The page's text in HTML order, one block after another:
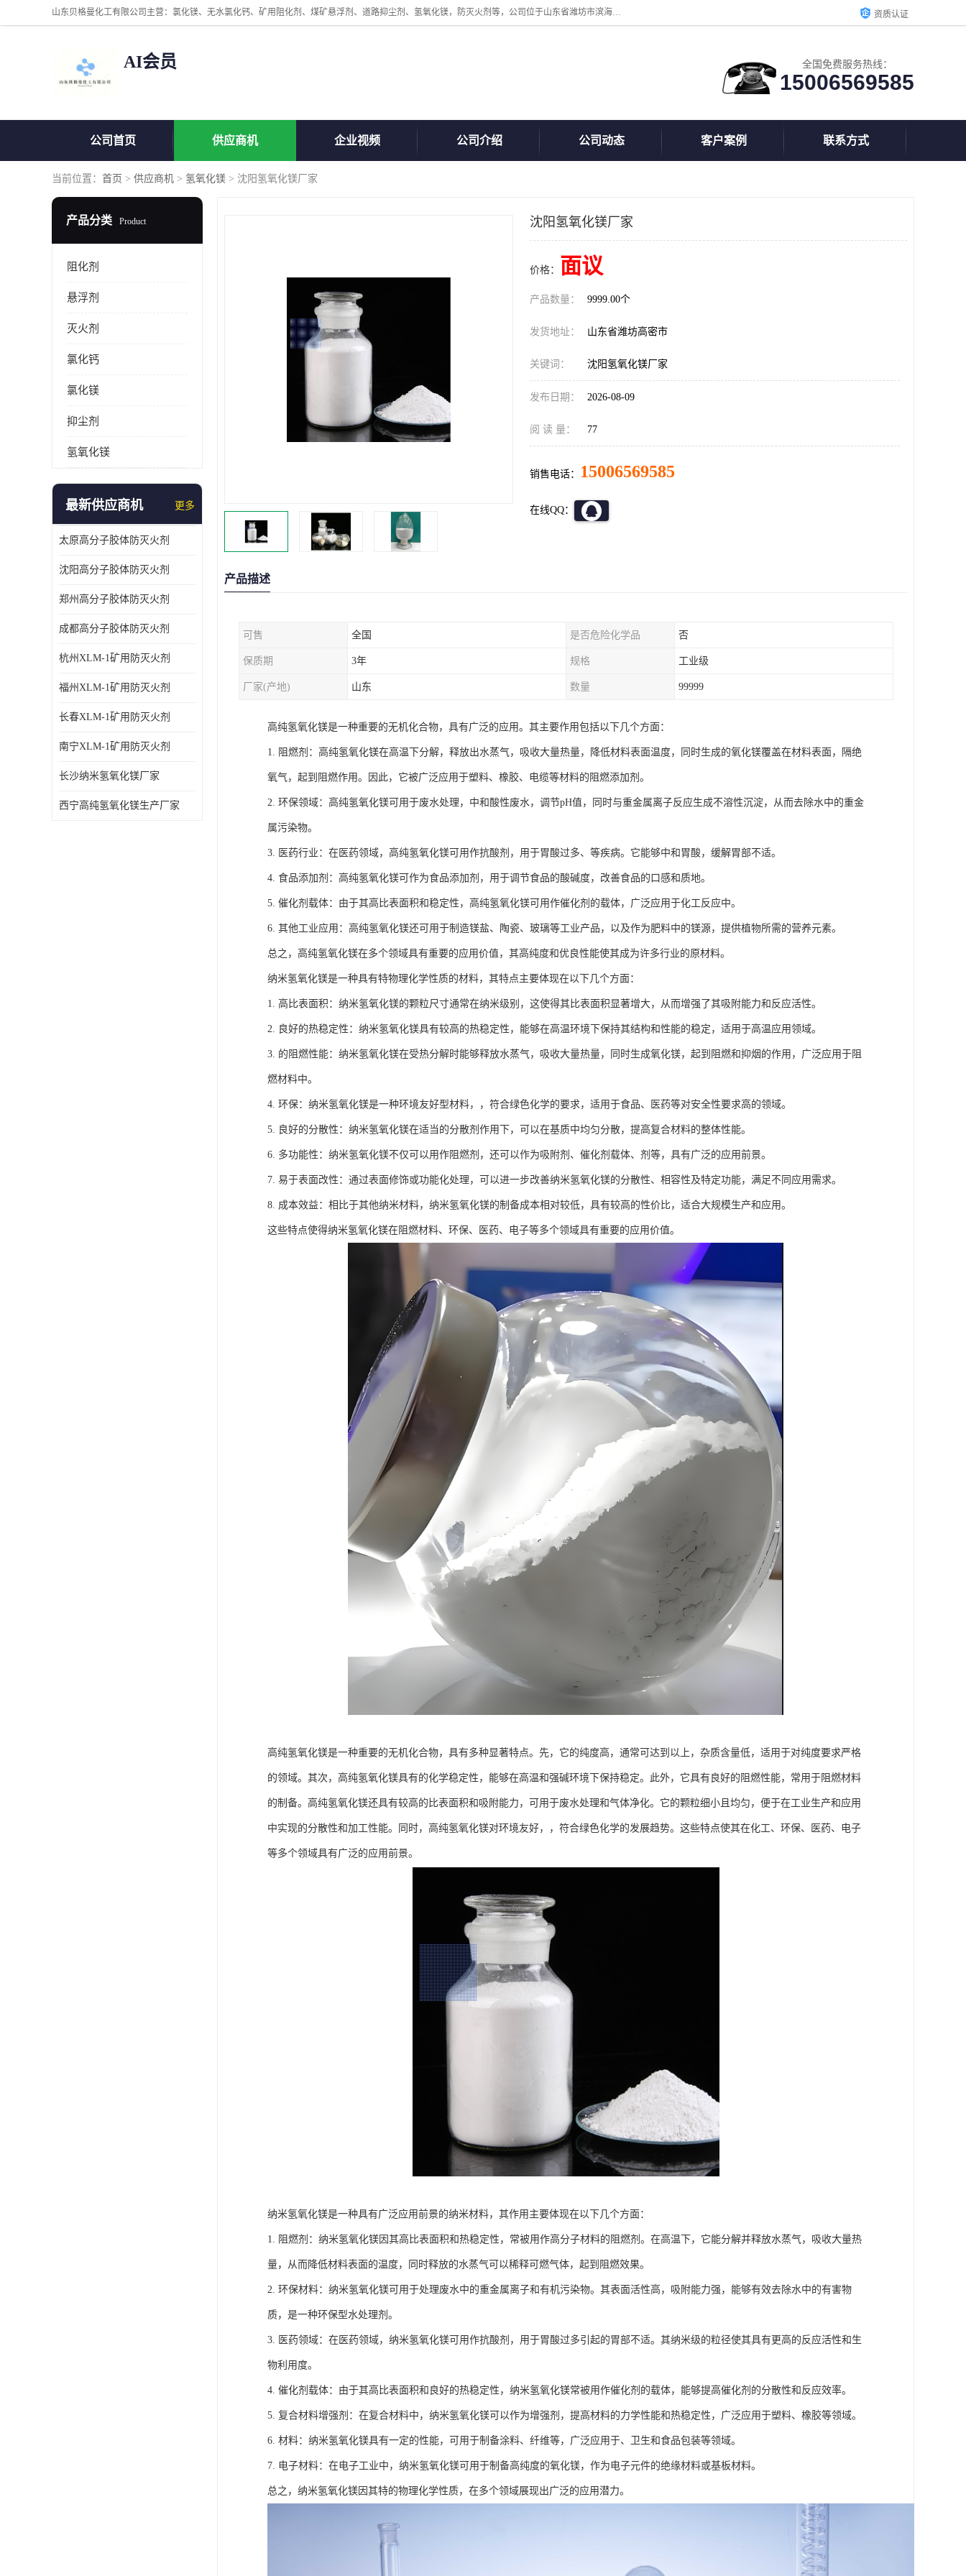
山东贝格曼化工有限公司主营：氯化镁、无水氯化钙、矿用阻化剂、煤矿悬浮剂、道路抑尘剂、氢氧化镁，防灭火剂等，公司位于山东省潍坊市滨海经济开发区,是专业从事对各种精细化工集研究、开发、制造于一体的现代化大型跨境化工企业，公司本着诚信经营、给每一位客户提供专业服务。 资质认证
AI会员 全国免费服务热线：
15006569585
公司首页 供应商机 企业视频 公司介绍 公司动态 客户案例 联系方式
当前位置： 首页 > 供应商机 > 氢氧化镁 > 沈阳氢氧化镁厂家
产品分类 Product
阻化剂
悬浮剂
灭火剂
氯化钙
氯化镁
抑尘剂
氢氧化镁
最新供应商机 更多
太原高分子胶体防灭火剂
沈阳高分子胶体防灭火剂
郑州高分子胶体防灭火剂
成都高分子胶体防灭火剂
杭州XLM-1矿用防灭火剂
福州XLM-1矿用防灭火剂
长春XLM-1矿用防灭火剂
南宁XLM-1矿用防灭火剂
长沙纳米氢氧化镁厂家
西宁高纯氢氧化镁生产厂家
沈阳氢氧化镁厂家
价格： 面议
产品数量： 9999.00个
发货地址： 山东省潍坊高密市
关键词： 沈阳氢氧化镁厂家
发布日期： 2026-08-09
阅 读 量： 77
销售电话： 15006569585
在线QQ：
产品描述
可售 全国 是否危险化学品 否
保质期 3年 规格 工业级
厂家(产地) 山东 数量 99999
高纯氢氧化镁是一种重要的无机化合物，具有广泛的应用。其主要作用包括以下几个方面：
1. 阻燃剂：高纯氢氧化镁在高温下分解，释放出水蒸气，吸收大量热量，降低材料表面温度，同时生成的氧化镁覆盖在材料表面，隔绝
氧气，起到阻燃作用。因此，它被广泛应用于塑料、橡胶、电缆等材料的阻燃添加剂。
2. 环保领域：高纯氢氧化镁可用于废水处理，中和酸性废水，调节pH值，同时与重金属离子反应生成不溶性沉淀，从而去除水中的重金
属污染物。
3. 医药行业：在医药领域，高纯氢氧化镁可用作抗酸剂，用于胃酸过多、等疾病。它能够中和胃酸，缓解胃部不适。
4. 食品添加剂：高纯氢氧化镁可作为食品添加剂，用于调节食品的酸碱度，改善食品的口感和质地。
5. 催化剂载体：由于其高比表面积和稳定性，高纯氢氧化镁可用作催化剂的载体，广泛应用于化工反应中。
6. 其他工业应用：高纯氢氧化镁还可用于制造镁盐、陶瓷、玻璃等工业产品，以及作为肥料中的镁源，提供植物所需的营养元素。
总之，高纯氢氧化镁在多个领域具有重要的应用价值，其高纯度和优良性能使其成为许多行业的原材料。
纳米氢氧化镁是一种具有特物理化学性质的材料，其特点主要体现在以下几个方面：
1. 高比表面积：纳米氢氧化镁的颗粒尺寸通常在纳米级别，这使得其比表面积显著增大，从而增强了其吸附能力和反应活性。
2. 良好的热稳定性：纳米氢氧化镁具有较高的热稳定性，能够在高温环境下保持其结构和性能的稳定，适用于高温应用领域。
3. 的阻燃性能：纳米氢氧化镁在受热分解时能够释放水蒸气，吸收大量热量，同时生成氧化镁，起到阻燃和抑烟的作用，广泛应用于阻
燃材料中。
4. 环保：纳米氢氧化镁是一种环境友好型材料，，符合绿色化学的要求，适用于食品、医药等对安全性要求高的领域。
5. 良好的分散性：纳米氢氧化镁在适当的分散剂作用下，可以在基质中均匀分散，提高复合材料的整体性能。
6. 多功能性：纳米氢氧化镁不仅可以用作阻燃剂，还可以作为吸附剂、催化剂载体、剂等，具有广泛的应用前景。
7. 易于表面改性：通过表面修饰或功能化处理，可以进一步改善纳米氢氧化镁的分散性、相容性及特定功能，满足不同应用需求。
8. 成本效益：相比于其他纳米材料，纳米氢氧化镁的制备成本相对较低，具有较高的性价比，适合大规模生产和应用。
这些特点使得纳米氢氧化镁在阻燃材料、环保、医药、电子等多个领域具有重要的应用价值。
高纯氢氧化镁是一种重要的无机化合物，具有多种显著特点。先，它的纯度高，通常可达到以上，杂质含量低，适用于对纯度要求严格
的领域。其次，高纯氢氧化镁具有的化学稳定性，能够在高温和强碱环境下保持稳定。此外，它具有良好的阻燃性能，常用于阻燃材料
的制备。高纯氢氧化镁还具有较高的比表面积和吸附能力，可用于废水处理和气体净化。它的颗粒细小且均匀，便于在工业生产和应用
中实现的分散性和加工性能。同时，高纯氢氧化镁对环境友好，，符合绿色化学的发展趋势。这些特点使其在化工、环保、医药、电子
等多个领域具有广泛的应用前景。
纳米氢氧化镁是一种具有广泛应用前景的纳米材料，其作用主要体现在以下几个方面：
1. 阻燃剂：纳米氢氧化镁因其高比表面积和热稳定性，常被用作高分子材料的阻燃剂。在高温下，它能分解并释放水蒸气，吸收大量热
量，从而降低材料表面的温度，同时释放的水蒸气可以稀释可燃气体，起到阻燃效果。
2. 环保材料：纳米氢氧化镁可用于处理废水中的重金属离子和有机污染物。其表面活性高，吸附能力强，能够有效去除水中的有害物
质，是一种环保型水处理剂。
3. 医药领域：在医药领域，纳米氢氧化镁可用作抗酸剂，用于胃酸过多引起的胃部不适。其纳米级的粒径使其具有更高的反应活性和生
物利用度。
4. 催化剂载体：由于其高比表面积和良好的热稳定性，纳米氢氧化镁常被用作催化剂的载体，能够提高催化剂的分散性和反应效率。
5. 复合材料增强剂：在复合材料中，纳米氢氧化镁可以作为增强剂，提高材料的力学性能和热稳定性，广泛应用于塑料、橡胶等领域。
6. 材料：纳米氢氧化镁具有一定的性能，可用于制备涂料、纤维等，广泛应用于、卫生和食品包装等领域。
7. 电子材料：在电子工业中，纳米氢氧化镁可用于制备高纯度的氧化镁，作为电子元件的绝缘材料或基板材料。
总之，纳米氢氧化镁因其特的物理化学性质，在多个领域展现出广泛的应用潜力。